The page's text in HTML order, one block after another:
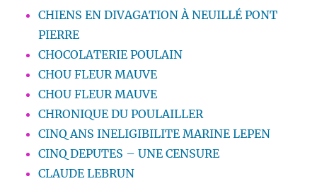
CHIENS EN DIVAGATION À NEUILLÉ PONT
PIERRE
CHOCOLATERIE POULAIN
CHOU FLEUR MAUVE
CHOU FLEUR MAUVE
CHRONIQUE DU POULAILLER
CINQ ANS INELIGIBILITE MARINE LEPEN
CINQ DEPUTES – UNE CENSURE
CLAUDE LEBRUN